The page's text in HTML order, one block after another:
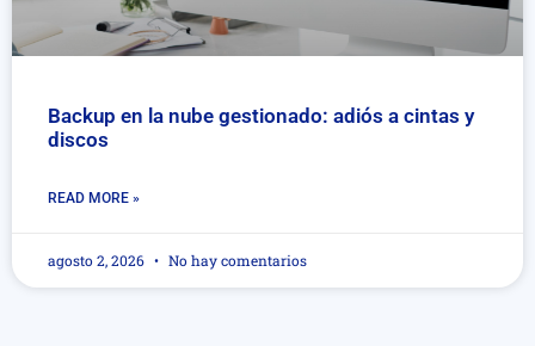
Backup en la nube gestionado: adiós a cintas y
discos
READ MORE »
agosto 2, 2026 No hay comentarios